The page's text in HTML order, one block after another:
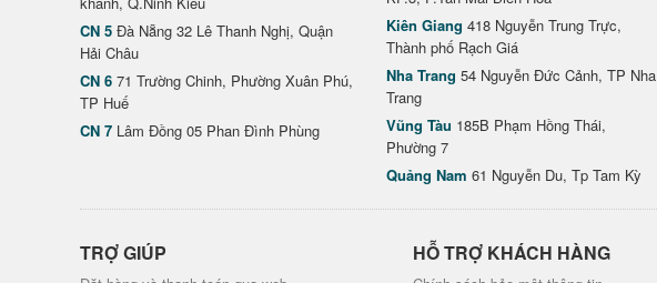
CN 5 Đà Nẵng 32 Lê Thanh Nghị, Quận
Hải Châu
CN 6 71 Trường Chinh, Phường Xuân Phú,
TP Huế
CN 7 Lâm Đồng 05 Phan Đình Phùng
Kiên Giang 418 Nguyễn Trung Trực,
Thành phố Rạch Giá
Nha Trang 54 Nguyễn Đức Cảnh, TP Nha
Trang
Vũng Tàu 185B Phạm Hồng Thái,
Phường 7
Quảng Nam 61 Nguyễn Du, Tp Tam Kỳ
TRỢ GIÚP HỖ TRỢ KHÁCH HÀNG